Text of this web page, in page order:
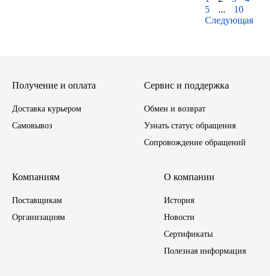
5
...
10
Следующая
Получение и оплата
Доставка курьером
Самовывоз
Сервис и поддержка
Обмен и возврат
Узнать статус обращения
Сопровождение обращений
Компаниям
Поставщикам
Организациям
О компании
История
Новости
Сертификаты
Полезная информация